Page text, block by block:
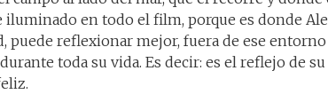
en todo el film, porque es donde
puede reflexionar mejor, fuera de ese
toda su vida. Es decir: es el reflejo de